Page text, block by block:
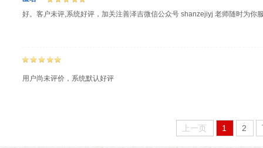
好。客户未评,系统好评，加关注善泽吉微信公众号 shanzejiyj 老师随时为你
用户尚未评价，系统默认好评
上一页 1 2